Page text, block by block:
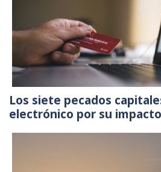
Los siete pecados
electrónico por su